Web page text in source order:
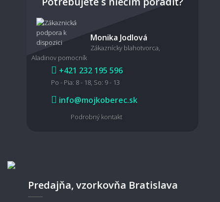
🧼 Údržba a čistenie
Ako sa metrážny koberec čistí a udržiava?
Ako vyčistiť škvrny z metrážneho koberca?
Monika Jodlová
Zákaznícky blahotvorca,
Aladinov pomocník
+421 232 195 596
Po - Pia: 8 - 18, So: 9 - 13
info@mojkoberec.sk
Podrobný kontakt
Predajňa, vzorkovňa Bratislava